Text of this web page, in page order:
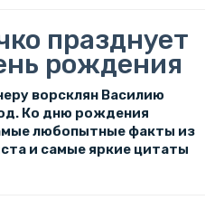
празднует
рождения
ворсклян Василию
Ко дню рождения
любопытные факты из
и самые яркие цитаты